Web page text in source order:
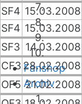
Fanshop
Archiv
SF4 15.03.2008
SF4 15.03.2008
SF3 14.03.2008
CF3 28.02.2008
OF5 21.02.2008